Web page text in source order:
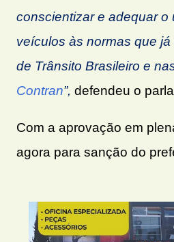
conscientizar e adequar o
veículos às normas que
de Trânsito Brasileiro e
Contran”, defendeu o
Com a aprovação em
agora para sanção do